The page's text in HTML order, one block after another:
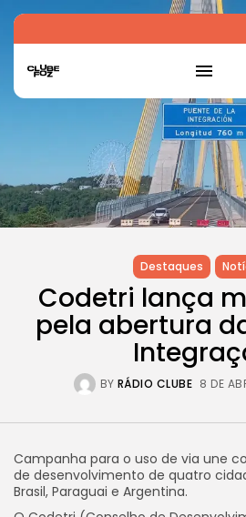
Destaques
Codetri lança
pela abertura
BY RÁDIO CLUBE 8 DE
Campanha para o uso de via une
de desenvolvimento de quatro
Brasil, Paraguai e Argentina.